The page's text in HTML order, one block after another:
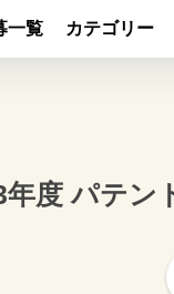
一覧 カテゴリー
度 パテン